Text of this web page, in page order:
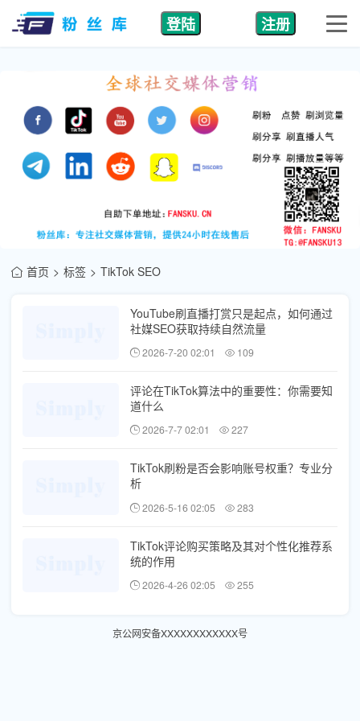
登陆 注册
首页 标签 TikTok SEO
YouTube刷直播打赏只是起点，如何通过
社媒SEO获取持续自然流量
2026-7-20 02:01 109
评论在TikTok算法中的重要性：你需要知
道什么
2026-7-7 02:01 227
TikTok刷粉是否会影响账号权重？专业分
析
2026-5-16 02:05 283
TikTok评论购买策略及其对个性化推荐系
统的作用
2026-4-26 02:05 255
京公网安备XXXXXXXXXXXX号